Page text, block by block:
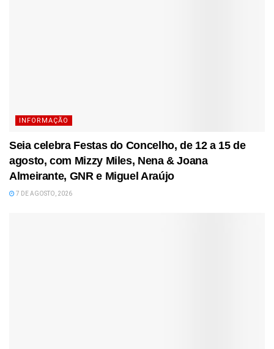
INFORMAÇÃO
Seia celebra Festas do Concelho, de 12 a 15 de
agosto, com Mizzy Miles, Nena & Joana
Almeirante, GNR e Miguel Araújo
7 DE AGOSTO, 2026